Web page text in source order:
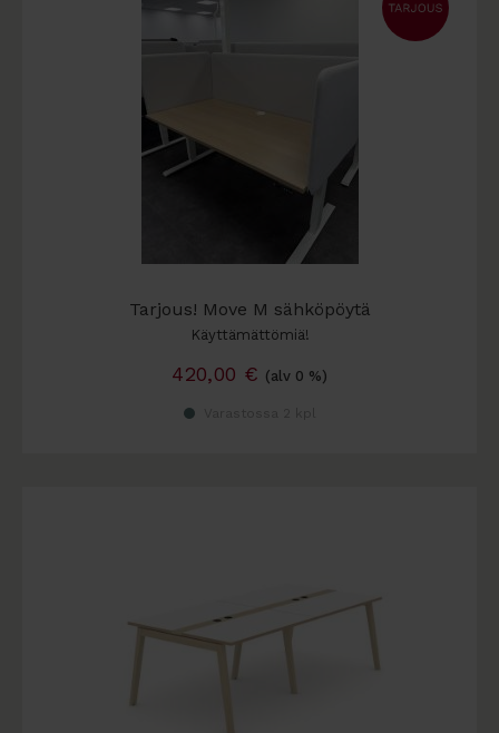
Tarjous! Move M sähköpöytä
Käyttämättömiä!
420,00 € (alv 0 %)